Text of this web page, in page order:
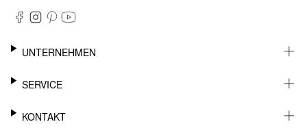
UNTERNEHMEN
KARRIERE
BARRIEREFREIHEIT
SERVICE
WHATSAPP
KONTAKT